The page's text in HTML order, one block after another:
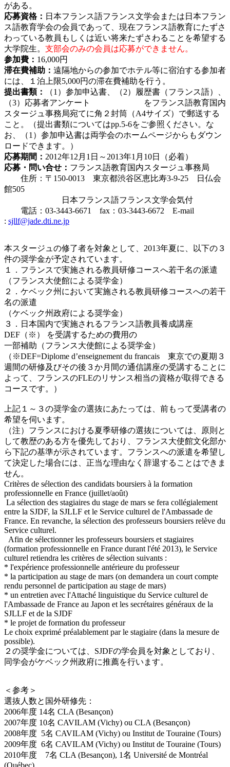
がある。
応募資格： 日本フランス語フランス文学会または日本フラン
ス語教育学会の会員であって、現在フランス語教育にたずさ
わっている教員もしくは近い将来たずさわることを希望する
大学院生。 支部会のみの会員は応募ができません。
参加費： 16,000円
滞在費補助： 遠隔地からの参加でホテル等に宿泊する参加者
には、１泊上限5,000円の滞在費補助を行う。
提出書類：
（1）参加申込書、（2）履歴書（フランス語）、
（3）応募者アンケート をフランス語教育国内
スタージュ事務局宛てに角２封筒（A4サイズ）で郵送する
こと。（提出書類についてはpp.5-6をご参照ください。な
お、（1）参加申込書は両学会のホームページからもダウン
ロードできます。）
応募期間： 2012年12月1日～2013年1月10日（必着）
応募・問い合せ： フランス語教育国内スタージュ事務局
住所：〒150-0013 東京都渋谷区恵比寿3-9-25 日仏会
館505
日本フランス語フランス文学会気付
電話：03-3443-6671 fax：03-3443-6672 E-mail
: sjllf@jade.dti.ne.jp
本スタージュの修了者を対象として、2013年夏に、以下の３
件の奨学金が予定されています。
１．フランスで実施される教員研修コースへ若干名の派遣
（フランス大使館による奨学金）
２．ケベック州において実施される教員研修コースへの若干
名の派遣
（ケベック州政府による奨学金）
３．日本国内で実施されるフランス語教員養成講座
DEF（※） を受講するための費用の
一部補助（フランス大使館による奨学金）
（※DEF=Diplome d’enseignement du francais 東京での夏期３
週間の研修及びその後３か月間の通信講座の受講することに
よって、フランスのFLEのリサンス相当の資格が取得できる
コースです。）
上記１～３の奨学金の選抜にあたっては、前もって受講者の
希望を伺います。
（注）フランスにおける夏季研修の選抜については、原則と
して教歴のある方を優先しており、フランス大使館文化部か
ら下記の基準が示されています。フランスへの派遣を希望し
て決定した場合には、正当な理由なく辞退することはできま
せん。
Critères de sélection des candidats boursiers à la formation
professionnelle en France (juillet/août)
La sélection des stagiaires du stage de mars se fera collégialement
entre la SJDF, la SJLLF et le Service culturel de l'Ambassade de
France. En revanche, la sélection des professeurs boursiers relève du
Service culturel.
Afin de sélectionner les professeurs boursiers et stagiaires
(formation professionnelle en France durant l'été 2013), le Service
culturel retiendra les critères de sélection suivants :
* l'expérience professionnelle antérieure du professeur
* la participation au stage de mars (on demandera un court compte
rendu personnel de participation au stage de mars)
* un entretien avec l'Attaché linguistique du Service culturel de
l'Ambassade de France au Japon et les secrétaires généraux de la
SJLLF et de la SJDF
* le projet de formation du professeur
Le choix exprimé préalablement par le stagiaire (dans la mesure de
possible).
２の奨学金については、SJDFの学会員を対象としており、
同学会がケベック州政府に推薦を行います。
＜参考＞
選抜人数と国外研修先：
2006年度 14名 CLA (Besançon)
2007年度 10名 CAVILAM (Vichy) ou CLA (Besançon)
2008年度 5名 CAVILAM (Vichy) ou Institut de Touraine (Tours)
2009年度 6名 CAVILAM (Vichy) ou Institut de Touraine (Tours)
2010年度 7名 CLA (Besançon), 1名 Université de Montréal
(Québec)